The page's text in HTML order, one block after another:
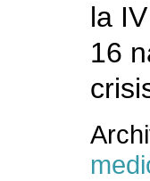
la
16